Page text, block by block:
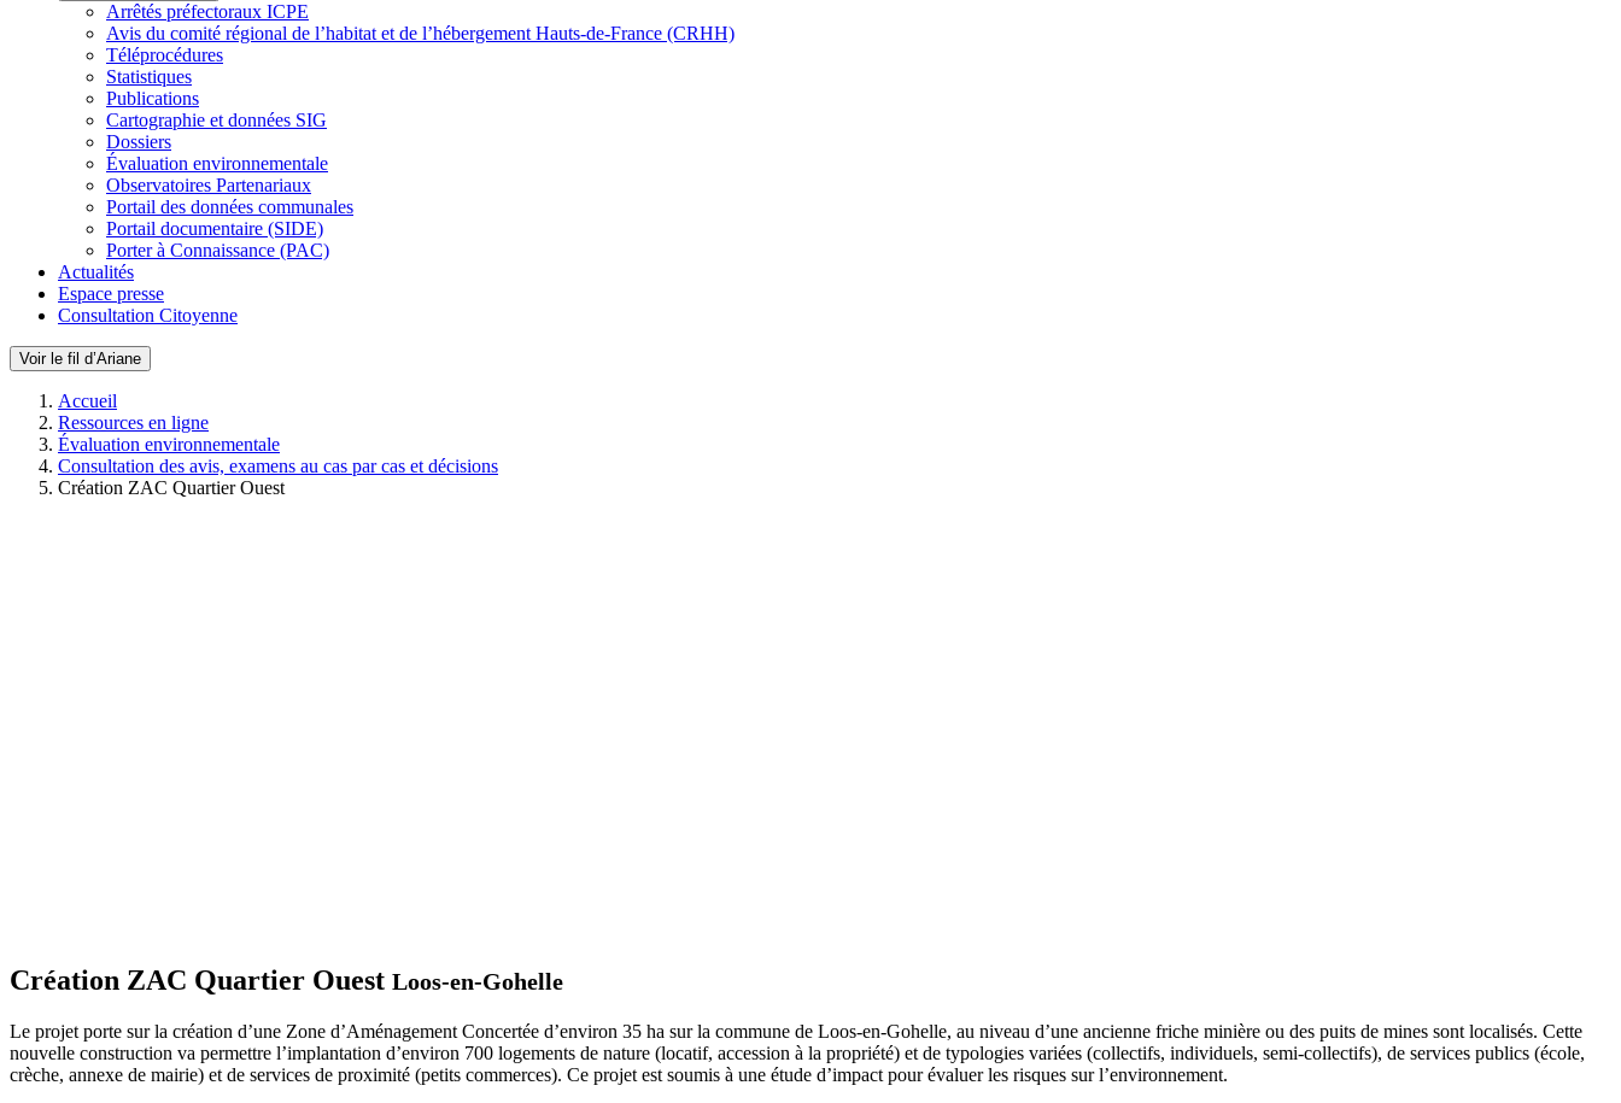
Arrêtés préfectoraux ICPE
Avis du comité régional de l’habitat et de l’hébergement Hauts-de-France (CRHH)
Téléprocédures
Statistiques
Publications
Cartographie et données SIG
Dossiers
Évaluation environnementale
Observatoires Partenariaux
Portail des données communales
Portail documentaire (SIDE)
Porter à Connaissance (PAC)
Actualités
Espace presse
Consultation Citoyenne
Voir le fil d’Ariane
Accueil
Ressources en ligne
Évaluation environnementale
Consultation des avis, examens au cas par cas et décisions
Création ZAC Quartier Ouest
Création ZAC Quartier Ouest Loos-en-Gohelle
Le projet porte sur la création d’une Zone d’Aménagement Concertée d’environ 35 ha sur la commune de Loos-en-Gohelle, au niveau d’une ancienne friche minière ou des puits de mines sont localisés. Cette
nouvelle construction va permettre l’implantation d’environ 700 logements de nature (locatif, accession à la propriété) et de typologies variées (collectifs, individuels, semi-collectifs), de services publics (école,
crèche, annexe de mairie) et de services de proximité (petits commerces). Ce projet est soumis à une étude d’impact pour évaluer les risques sur l’environnement.